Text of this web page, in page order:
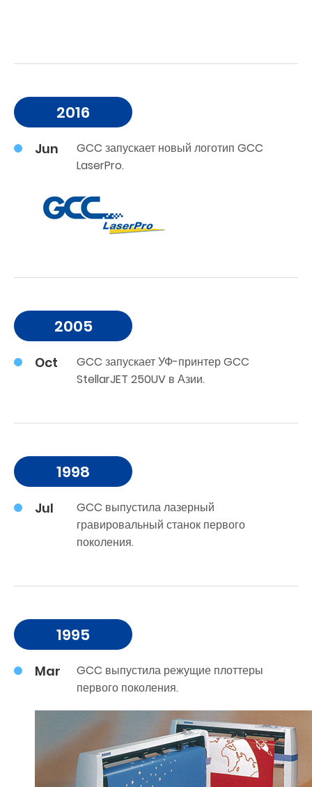
2016
Jun
GCC запускает новый логотип GCC
LaserPro.
2005
Oct
GCC запускает УФ-принтер GCC
StellarJET 250UV в Азии.
1998
Jul
GCC выпустила лазерный
гравировальный станок первого
поколения.
1995
Mar
GCC выпустила режущие плоттеры
первого поколения.